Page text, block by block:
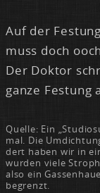
Auf der
muss doch
Der Dok­tor
gan­ze Fes­tung
Quel­le: Ein
mal. Die
dert ha­ben wir in
wur­den vie­le
al­so ein
be­grenzt.